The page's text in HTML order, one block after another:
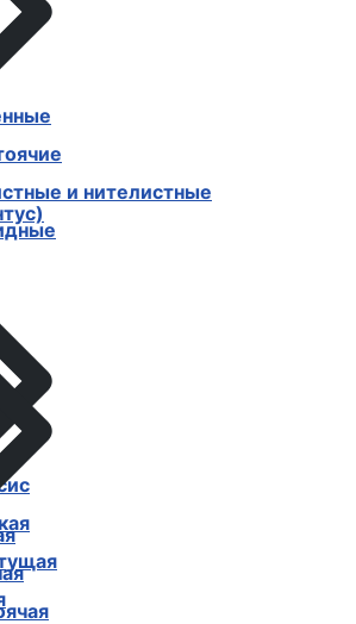
и нителистные